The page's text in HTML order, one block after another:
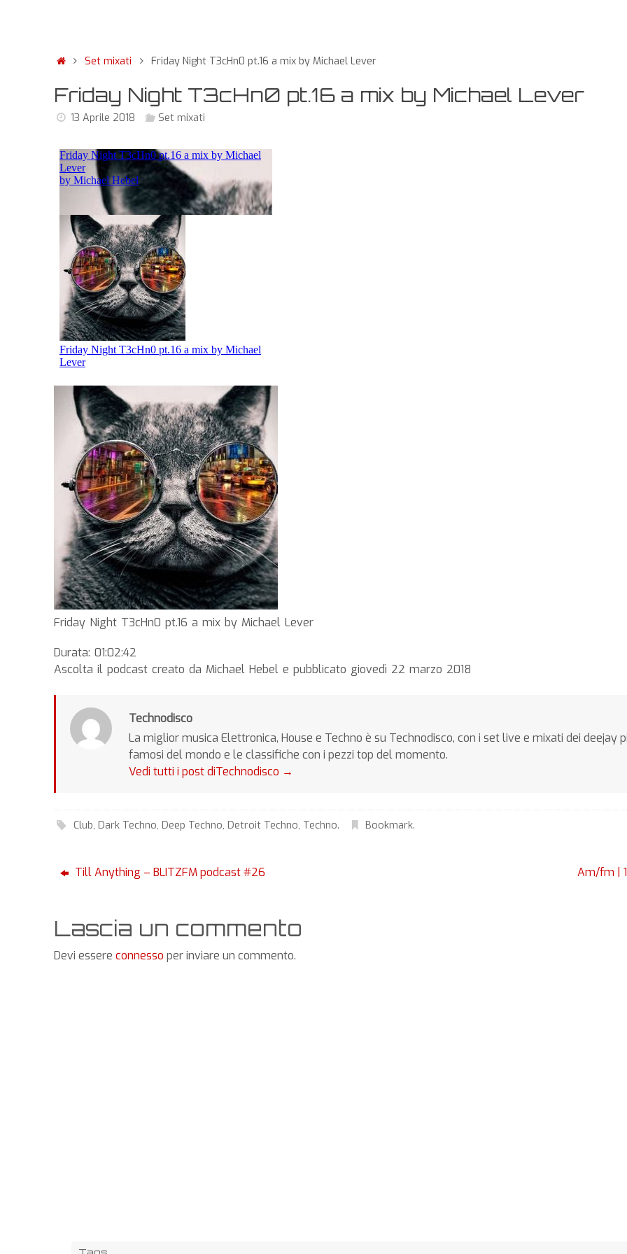
Set mixati Friday Night T3cHn0 pt.16 a mix by Michael Lever
Friday Night T3cHn0 pt.16 a mix by Michael Lever
13 Aprile 2018 Set mixati
Friday Night T3cHn0 pt.16 a mix by Michael Lever
Durata: 01:02:42
Ascolta il podcast creato da Michael Hebel e pubblicato giovedì 22 marzo 2018
Technodisco
La miglior musica Elettronica, House e Techno è su Technodisco, con i set live e mixati dei deejay
famosi del mondo e le classifiche con i pezzi top del momento.
Vedi tutti i post diTechnodisco →
Club,Dark Techno,Deep Techno,Detroit Techno, Techno. Bookmark.
Till Anything – BLITZFM podcast #26 Am/fm |
Lascia un commento
Devi essere connesso per inviare un commento.